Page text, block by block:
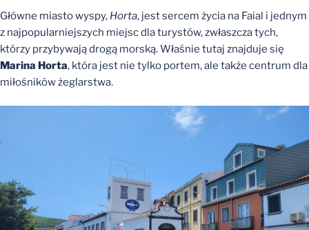
Główne miasto wyspy, Horta, jest sercem życia na Faial i jednym
z najpopularniejszych miejsc dla turystów, zwłaszcza tych,
którzy przybywają drogą morską. Właśnie tutaj znajduje się
Marina Horta, która jest nie tylko portem, ale także centrum dla
miłośników żeglarstwa.